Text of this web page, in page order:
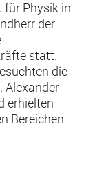
für Physik in
der
statt.
die
Alexander
erhielten
Bereichen